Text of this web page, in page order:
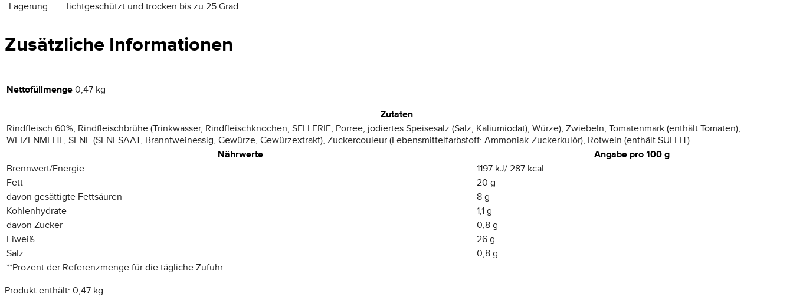
Lagerung
lichtgeschützt und trocken bis zu 25 Grad
Zusätzliche Informationen
Nettofüllmenge 0,47 kg
Zutaten
Rindfleisch 60%, Rindfleischbrühe (Trinkwasser, Rindfleischknochen, SELLERIE, Porree, jodiertes Speisesalz (Salz, Kaliumiodat), Würze), Zwiebeln, Tomatenmark (enthält Tomaten),
WEIZENMEHL, SENF (SENFSAAT, Branntweinessig, Gewürze, Gewürzextrakt), Zuckercouleur (Lebensmittelfarbstoff: Ammoniak-Zuckerkulör), Rotwein (enthält SULFIT).
Nährwerte
Angabe pro 100 g
Brennwert/Energie
1197 kJ/ 287 kcal
Fett
20 g
davon gesättigte Fettsäuren
8 g
Kohlenhydrate
1,1 g
davon Zucker
0,8 g
Eiweiß
26 g
Salz
0,8 g
**Prozent der Referenzmenge für die tägliche Zufuhr
Produkt enthält: 0,47 kg